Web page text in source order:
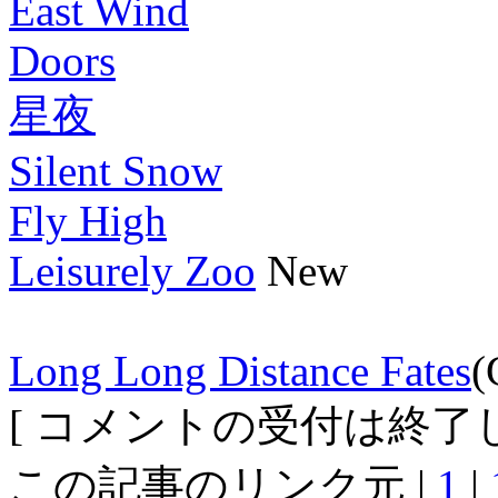
East Wind
Doors
星夜
Silent Snow
Fly High
Leisurely Zoo New
Long Long Distance Fates
[ コメントの受付は終了
この記事のリンク元 | 1 |